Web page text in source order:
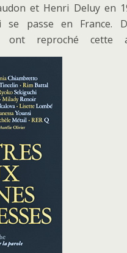
et Henri Deluy en
se passe en France.
ont reproché cette